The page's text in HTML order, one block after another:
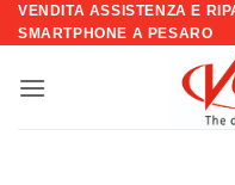
Salta
ai
VENDITA ASSISTENZA E
SMARTPHONE A PESARO